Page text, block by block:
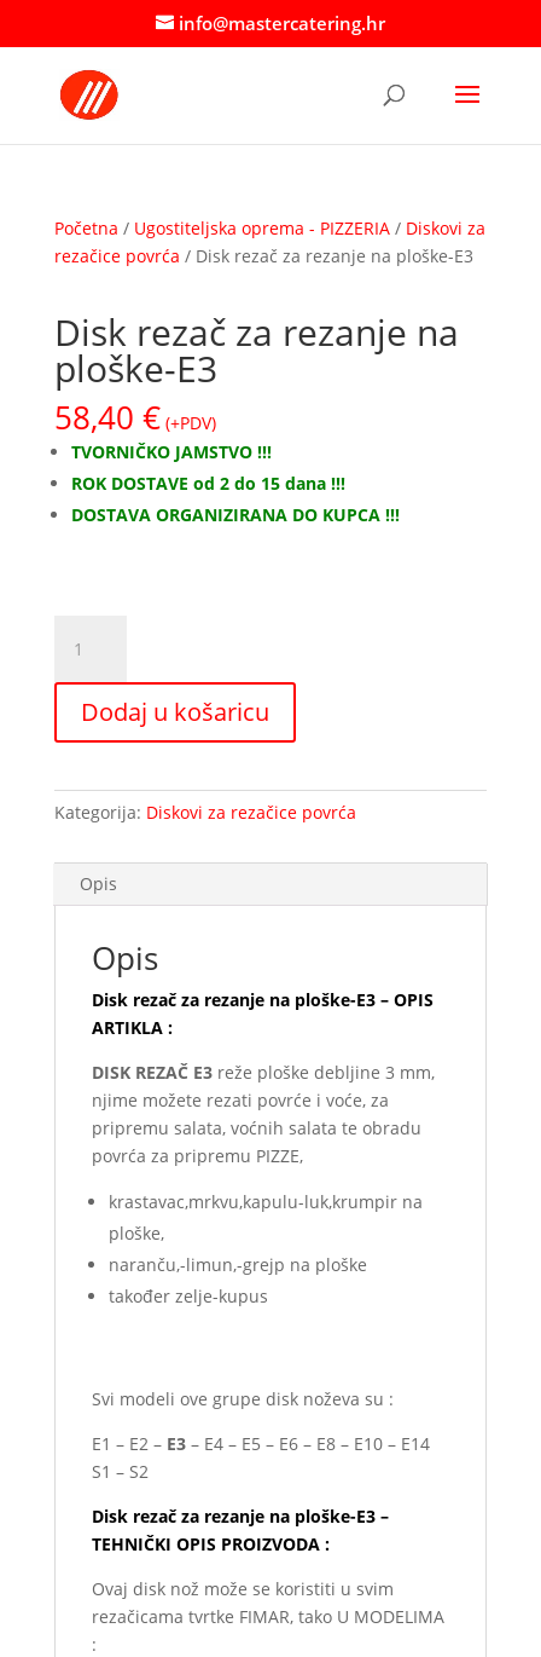
info@mastercatering.hr
Početna / Ugostiteljska oprema - PIZZERIA/ Diskovi za
rezačice povrća / Disk rezač za rezanje na ploške-E3
Disk rezač za rezanje na
ploške-E3
58,40 € (+PDV)
TVORNIČKO JAMSTVO !!!
ROK DOSTAVE od 2 do 15 dana !!!
DOSTAVA ORGANIZIRANA DO KUPCA !!!
rezač
za
rezanje
na
E3
količina
Dodaj u košaricu
Kategorija: Diskovi za rezačice povrća
Opis
Opis
Disk rezač za rezanje na ploške-E3 – OPIS
ARTIKLA :
DISK REZAČ E3reže ploške debljine 3 mm,
njime možete rezati povrće i voće, za
pripremu salata, voćnih salata te obradu
povrća za pripremu PIZZE,
krastavac,mrkvu,kapulu-luk,krumpir na
ploške,
naranču,-limun,-grejp na ploške
također zelje-kupus
Svi modeli ove grupe disk noževa su :
E1 – E2 – E3– E4 – E5 – E6 – E8 – E10 – E14
S1 – S2
Disk rezač za rezanje na ploške-E3 –
TEHNIČKI OPIS PROIZVODA :
Ovaj disk nož može se koristiti u svim
rezačicama tvrtke FIMAR, tako U MODELIMA
: